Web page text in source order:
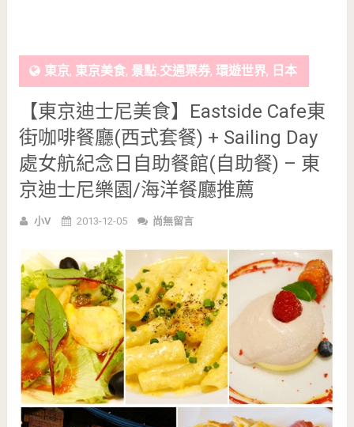
東京, 東京美食, 景點.交通票券, 環遊世界, 日本
【東京迪士尼美食】Eastside Cafe東
街咖啡餐廳(西式套餐) + Sailing Day
處女航紀念日自助餐館(自助餐) – 東
京迪士尼樂園/海洋餐廳推薦
小V 2013-12-05 尚無留言